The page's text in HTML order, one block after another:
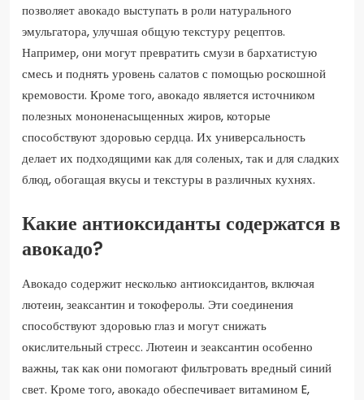
позволяет авокадо выступать в роли натурального
эмульгатора, улучшая общую текстуру рецептов.
Например, они могут превратить смузи в бархатистую
смесь и поднять уровень салатов с помощью роскошной
кремовости. Кроме того, авокадо является источником
полезных мононенасыщенных жиров, которые
способствуют здоровью сердца. Их универсальность
делает их подходящими как для соленых, так и для сладких
блюд, обогащая вкусы и текстуры в различных кухнях.
Какие антиоксиданты содержатся в
авокадо?
Авокадо содержит несколько антиоксидантов, включая
лютеин, зеаксантин и токоферолы. Эти соединения
способствуют здоровью глаз и могут снижать
окислительный стресс. Лютеин и зеаксантин особенно
важны, так как они помогают фильтровать вредный синий
свет. Кроме того, авокадо обеспечивает витамином E,